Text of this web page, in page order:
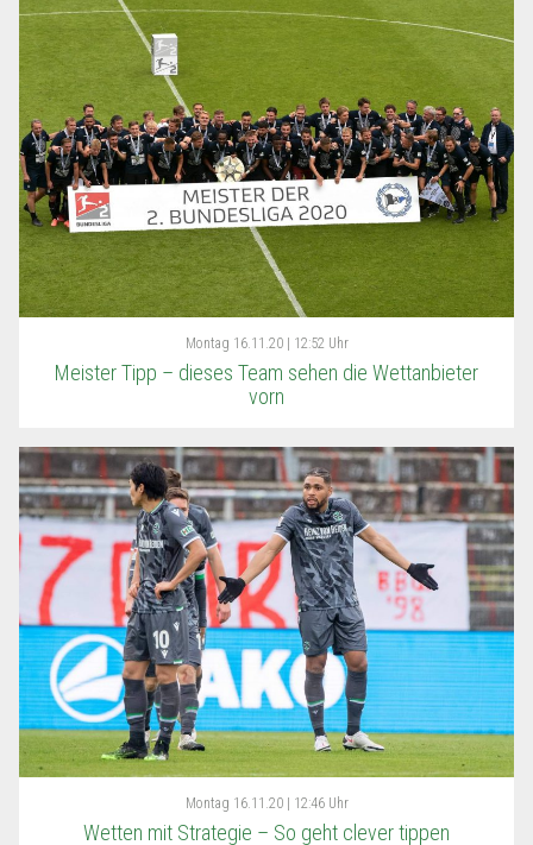
Montag 16.11.20 | 12:52 Uhr
Meister Tipp – dieses Team sehen die Wettanbieter
vorn
Montag 16.11.20 | 12:46 Uhr
Wetten mit Strategie – So geht clever tippen